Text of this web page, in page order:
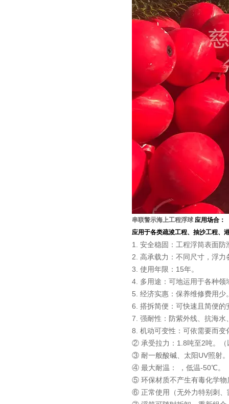
串联警示海上工程浮球 应用场合：
应用于各类疏浚工程、抽沙工程、
1. 安全稳固：工程浮筒表面
2. 高承载力：不同尺寸，浮力
3. 使用年限：15年。
4. 多用途：可地运用于各种领
5. 经济实惠：保养维修费用少
6. 搭拆简便：可快速且简便的
7. 强耐性：防紫外线、抗海
8. 机动可变性：可依需要而
② 承受拉力：1.8吨至2吨。（
③ 耐一般酸碱、太阳UV照射。
④ 最大耐温： ，低温-50℃。
⑤ 环保材质不产生有毒化学物
⑥ 正常使用（无外力特别刺、